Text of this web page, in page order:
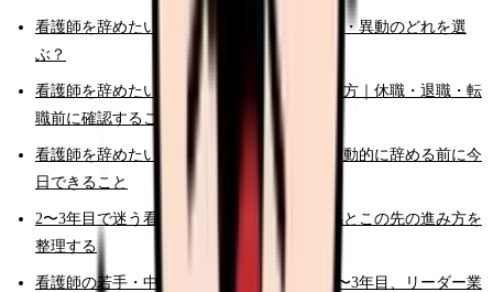
看護師を辞めたい時の判断基準｜転職・休職・異動のどれを選
ぶ？
看護師を辞めたいけどお金が不安な時の考え方｜休職・退職・転
職前に確認すること
看護師を辞めたいと強く思った時の初動｜衝動的に辞める前に今
日できること
2〜3年目で迷う看護師さんへ。成長の停滞感とこの先の進み方を
整理する
看護師の若手・中堅キャリア完全ガイド。2〜3年目、リーダー業